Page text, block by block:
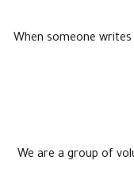
When someone
We are a group of